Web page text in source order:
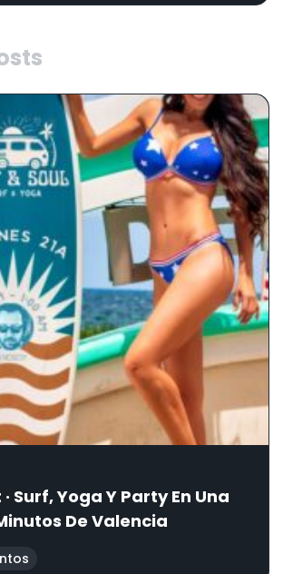
· Surf, Yoga Y Party En Una
De Valencia